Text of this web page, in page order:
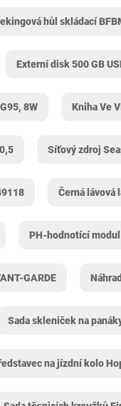
hůl skládací
Externí disk 500 GB
8W Kniha Ve
Síťový zdroj
Černá lávová
PH-hodnotící modul
GARDE
Sada skleniček na
na jízdní kolo